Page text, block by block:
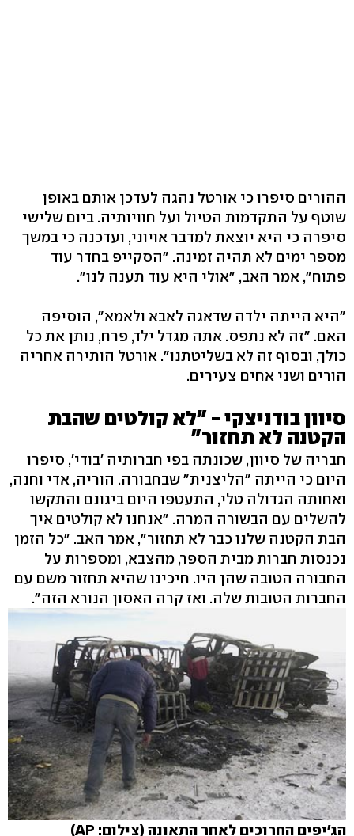
ההורים סיפרו כי אורטל נהגה לעדכן אותם באופן
שוטף על התקדמות הטיול ועל חוויותיה. ביום שלישי
סיפרה כי היא יוצאת למדבר אויוני, ועדכנה כי במשך
מספר ימים לא תהיה זמינה. "הסקייפ בחדר עוד
פתוח", אמר האב, "אולי היא עוד תענה לנו".
"היא הייתה ילדה שדאגה לאבא ולאמא", הוסיפה
האם. "זה לא נתפס. אתה מגדל ילד, פרח, נותן את כל
כולך, ובסוף זה לא בשליטתנו". אורטל הותירה אחריה
הורים ושני אחים צעירים.
סיוון בודניצקי - "לא קולטים שהבת
הקטנה לא תחזור"
חבריה של סיוון, שכונתה בפי חברותיה 'בודי', סיפרו
היום כי הייתה "הליצנית" שבחבורה. הוריה, אדי וחנה,
ואחותה הגדולה טלי, התעטפו היום ביגונם והתקשו
להשלים עם הבשורה המרה. "אנחנו לא קולטים איך
הבת הקטנה שלנו כבר לא תחזור", אמר האב. "כל הזמן
נכנסות חברות מבית הספר, מהצבא, ומספרות על
החבורה הטובה שהן היו. חיכינו שהיא תחזור משם עם
החברות הטובות שלה. ואז קרה האסון הנורא הזה".
הג'יפים החרוכים לאחר התאונה (צילום: AP)